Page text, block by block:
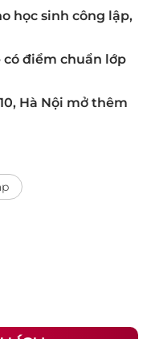
học sinh công lập,
có điểm chuẩn lớp
Hà Nội mở thêm